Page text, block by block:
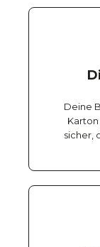
Deine
sicher,